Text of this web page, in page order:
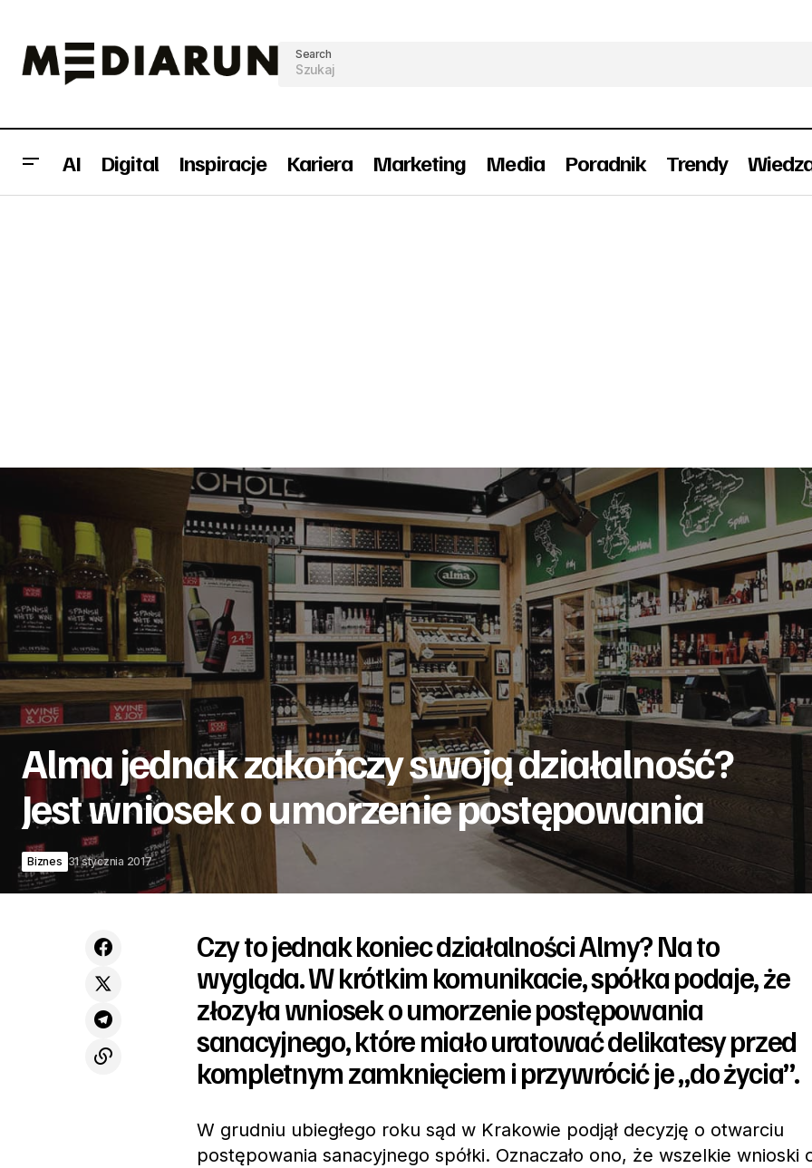
Search
AI Digital Inspiracje Kariera Marketing Media Poradnik Trendy
Alma jednak zakończy swoją działalność?
Jest wniosek o umorzenie postępowania
Biznes 31 stycznia 2017
Czy to jednak koniec działalności Almy? Na to
wygląda. W krótkim komunikacie, spółka podaje, że
złozyła wniosek o umorzenie postępowania
sanacyjnego, które miało uratować delikatesy przed
kompletnym zamknięciem i przywrócić je „do życia”.
W grudniu ubiegłego roku sąd w Krakowie podjął decyzję o otwarciu
postępowania sanacyjnego spółki. Oznaczało ono, że wszelkie wnioski